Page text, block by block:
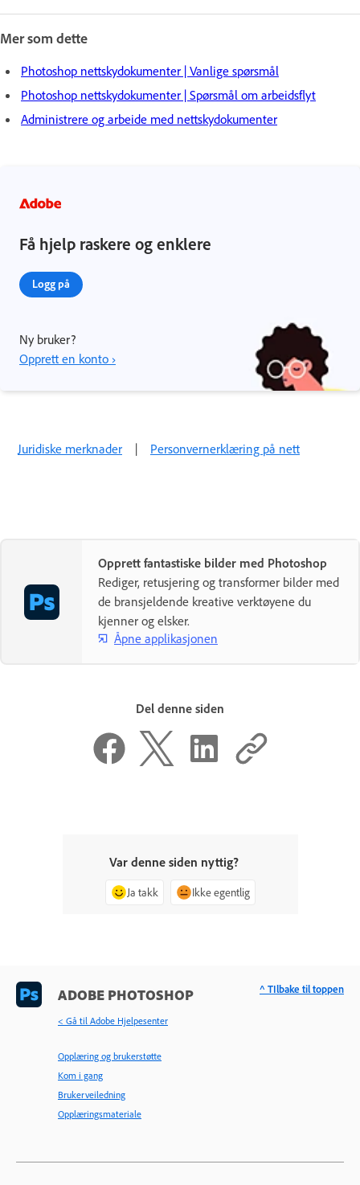
Mer som dette
Photoshop nettskydokumenter | Vanlige spørsmål
Photoshop nettskydokumenter | Spørsmål om arbeidsflyt
Administrere og arbeide med nettskydokumenter
Få hjelp raskere og enklere
Logg på
Ny bruker?
Opprett en konto ›
Juridiske merknader | Personvernerklæring på nett
Opprett fantastiske bilder med Photoshop
Rediger, retusjering og transformer bilder med
de bransjeldende kreative verktøyene du
kjenner og elsker.
Åpne applikasjonen
Del denne siden
Var denne siden nyttig?
Ja takk Ikke egentlig
ADOBE PHOTOSHOP
< Gå til Adobe Hjelpesenter
Opplæring og brukerstøtte
Kom i gang
Brukerveiledning
Opplæringsmateriale
^ TIlbake til toppen